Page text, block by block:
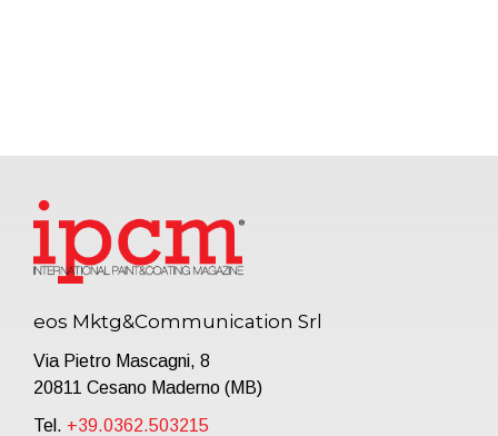
eos Mktg&Communication Srl
Via Pietro Mascagni, 8
20811 Cesano Maderno (MB)
Tel. +39.0362.503215